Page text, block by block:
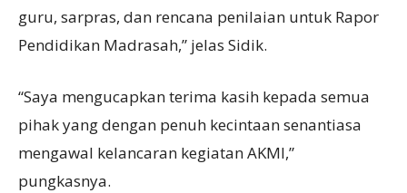
guru, sarpras, dan rencana penilaian untuk Rapor
Pendidikan Madrasah,” jelas Sidik.
“Saya mengucapkan terima kasih kepada semua
pihak yang dengan penuh kecintaan senantiasa
mengawal kelancaran kegiatan AKMI,”
pungkasnya.